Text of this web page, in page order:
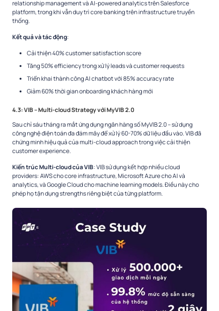
relationship management và AI-powered analytics trên Salesforce
platform, trong khi vẫn duy trì core banking trên infrastructure truyền
thống.
Kết quả và tác động:
Cải thiện 40% customer satisfaction score
Tăng 50% efficiency trong xử lý leads và customer requests
Triển khai thành công AI chatbot với 85% accuracy rate
Giảm 60% thời gian onboarding khách hàng mới
4.3: VIB – Multi-cloud Strategy với MyVIB 2.0
Sau chỉ sáu tháng ra mắt ứng dụng ngân hàng số MyVIB 2.0 – sử dụng
công nghệ điện toán đa đám mây để xử lý 60-70% dữ liệu đầu vào. VIB đã
chứng minh hiệu quả của multi-cloud approach trong việc cải thiện
customer experience.
Kiến trúc Multi-cloud của VIB: VIB sử dụng kết hợp nhiều cloud
providers: AWS cho core infrastructure, Microsoft Azure cho AI và
analytics, và Google Cloud cho machine learning models. Điều này cho
phép họ tận dụng strengths riêng biệt của từng platform.